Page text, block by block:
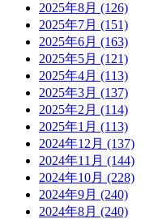
2025年8月 (126)
2025年7月 (151)
2025年6月 (163)
2025年5月 (121)
2025年4月 (113)
2025年3月 (137)
2025年2月 (114)
2025年1月 (113)
2024年12月 (137)
2024年11月 (144)
2024年10月 (228)
2024年9月 (240)
2024年8月 (240)